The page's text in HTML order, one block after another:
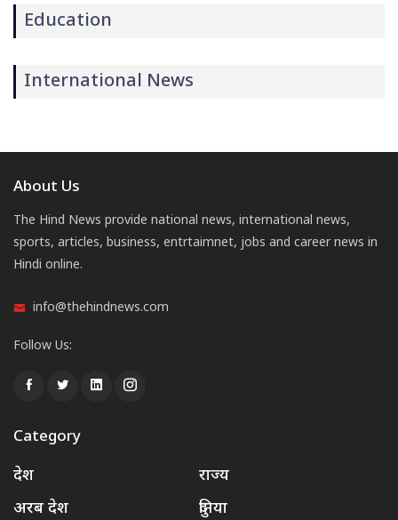
Education
International News
About Us
The Hind News provide national news, international news,
sports, articles, business, entrtaimnet, jobs and career news in
Hindi online.
info@thehindnews.com
Follow Us:
Category
देश
राज्य
अरब देश
दुनिया